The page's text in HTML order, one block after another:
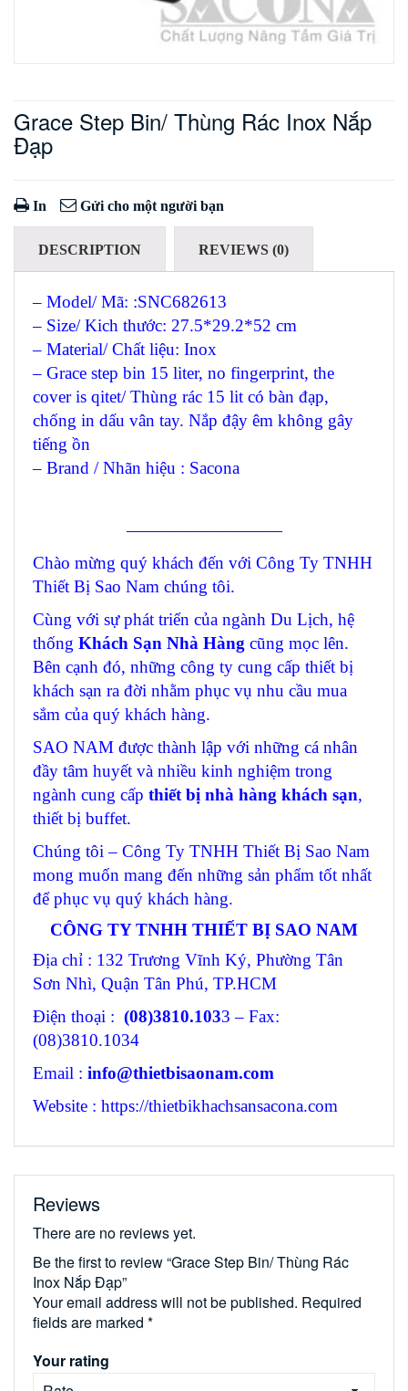
Grace Step Bin/ Thùng Rác Inox Nắp
Đạp
In Gửi cho một người bạn
DESCRIPTION REVIEWS (0)
– Model/ Mã: :SNC682613
– Size/ Kich thước: 27.5*29.2*52 cm
– Material/ Chất liệu: Inox
– Grace step bin 15 liter, no fingerprint, the
cover is qitet/ Thùng rác 15 lit có bàn đạp,
chống in dấu vân tay. Nắp đậy êm không gây
tiếng ồn
– Brand / Nhãn hiệu : Sacona
—————————
Chào mừng quý khách đến với Công Ty TNHH
Thiết Bị Sao Nam chúng tôi.
Cùng với sự phát triển của ngành Du Lịch, hệ
thống Khách Sạn Nhà Hàng cũng mọc lên.
Bên cạnh đó, những công ty cung cấp thiết bị
khách sạn ra đời nhằm phục vụ nhu cầu mua
sắm của quý khách hàng.
SAO NAM được thành lập với những cá nhân
đầy tâm huyết và nhiều kinh nghiệm trong
ngành cung cấp thiết bị nhà hàng khách sạn,
thiết bị buffet.
Chúng tôi – Công Ty TNHH Thiết Bị Sao Nam
mong muốn mang đến những sản phẩm tốt nhất
để phục vụ quý khách hàng.
CÔNG TY TNHH THIẾT BỊ SAO NAM
Địa chỉ : 132 Trương Vĩnh Ký, Phường Tân
Sơn Nhì, Quận Tân Phú, TP.HCM
Điện thoại : (08)3810.1033 – Fax:
(08)3810.1034
Email : info@thietbisaonam.com
Website : https://thietbikhachsansacona.com
Reviews
There are no reviews yet.
Be the first to review “Grace Step Bin/ Thùng Rác
Inox Nắp Đạp”
Your email address will not be published. Required
fields are marked *
Your rating